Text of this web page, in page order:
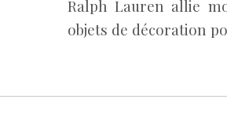
Ralph Lauren allie
objets de décoration